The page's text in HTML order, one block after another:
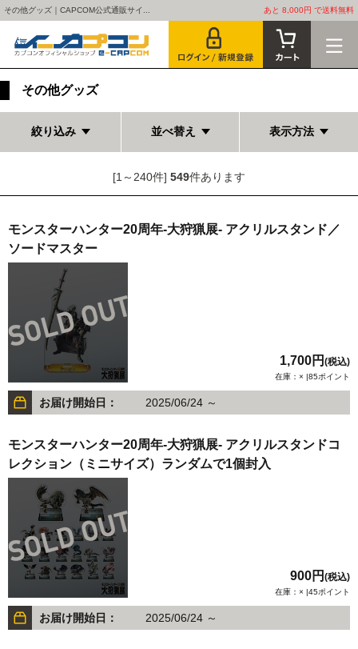
その他グッズ｜CAPCOM公式通販サイ... あと 8,000円 で送料無料
その他グッズ
絞り込み 並べ替え 表示方法
[1～240件] 549件あります
モンスターハンター20周年-大狩猟展- アクリルスタンド／
ソードマスター
1,700円 (税込)
在庫：× |85ポイント
お届け開始日： 2025/06/24 ～
モンスターハンター20周年-大狩猟展- アクリルスタンドコ
レクション（ミニサイズ）ランダムで1個封入
900円 (税込)
在庫：× |45ポイント
お届け開始日： 2025/06/24 ～